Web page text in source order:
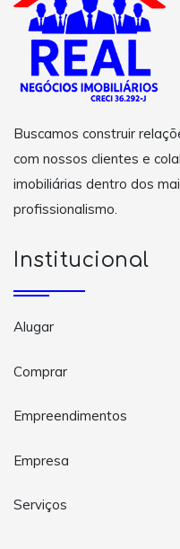
Buscamos construir
com nossos clientes e
imobiliárias dentro dos
profissionalismo.
Institucional
Alugar
Comprar
Empreendimentos
Empresa
Serviços